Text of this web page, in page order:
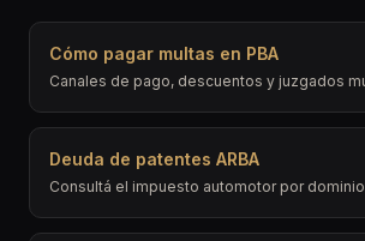
Cómo pagar multas en PBA
Canales de pago, descuentos y juzgados
Deuda de patentes ARBA
Consultá el impuesto automotor por